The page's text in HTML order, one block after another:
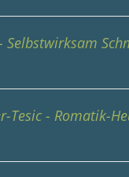
Selbstwirksam
Tesic - Romatik-